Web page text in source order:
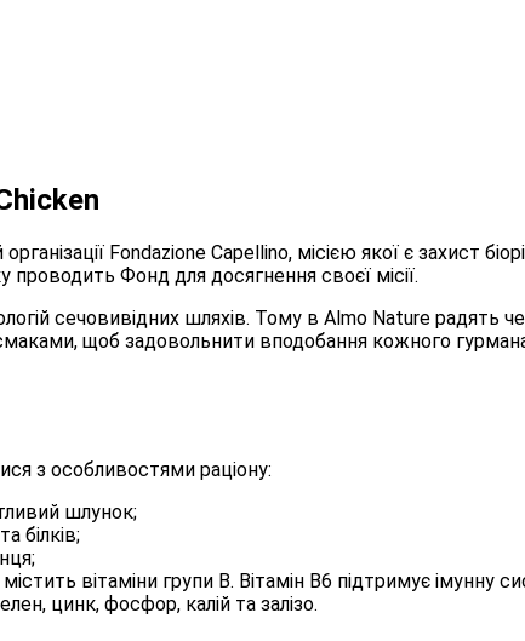
Fondazione Capellino, місією якої є захист
проводить Фонд для досягнення своєї місії.
сечовивідних шляхів. Тому в Almo Nature радять
щоб задовольнити вподобання кожного
з особливостями раціону:
шлунок;
білків;
вітаміни групи В. Вітамін В6 підтримує імунну
цинк, фосфор, калій та залізо.